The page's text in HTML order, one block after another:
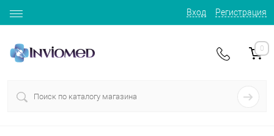
Вход Регистрация
0